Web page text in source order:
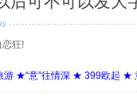
恋狂!
游 ★“意”往情深 ★ 399欧起 ★